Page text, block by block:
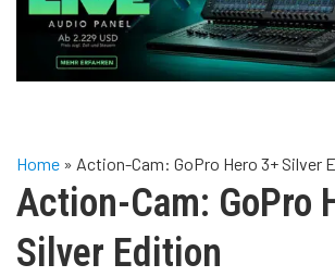
Home » Action-Cam: GoPro Hero 3+ Silver
Action-Cam: GoPro
Silver Edition